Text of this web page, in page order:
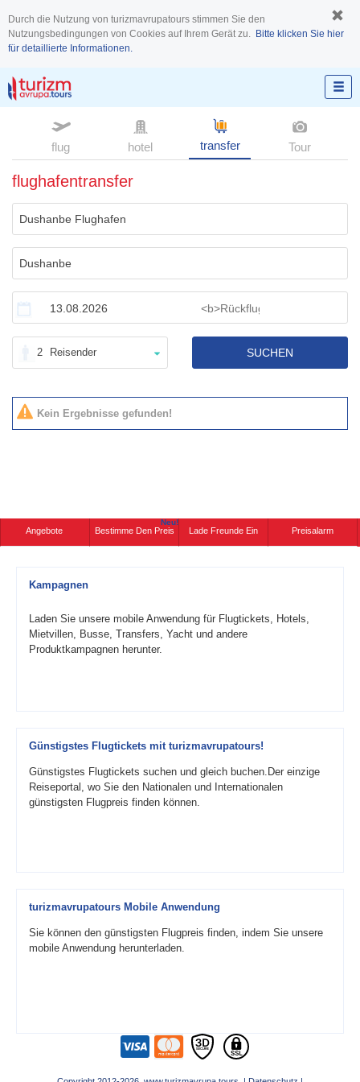
Durch die Nutzung von turizmavrupatours stimmen Sie den
Nutzungsbedingungen von Cookies auf Ihrem Gerät zu. Bitte klicken Sie hier
für detaillierte Informationen.
flug hotel transfer Tour
flughafentransfer
2 Reisender SUCHEN
Kein Ergebnisse gefunden!
Angebote Bestimme Den Preis
Neu!
Lade Freunde Ein Preisalarm
Kampagnen
Laden Sie unsere mobile Anwendung für Flugtickets, Hotels,
Mietvillen, Busse, Transfers, Yacht und andere
Produktkampagnen herunter.
Günstigstes Flugtickets mit turizmavrupatours!
Günstigstes Flugtickets suchen und gleich buchen.Der einzige
Reiseportal, wo Sie den Nationalen und Internationalen
günstigsten Flugpreis finden können.
turizmavrupatours Mobile Anwendung
Sie können den günstigsten Flugpreis finden, indem Sie unsere
mobile Anwendung herunterladen.